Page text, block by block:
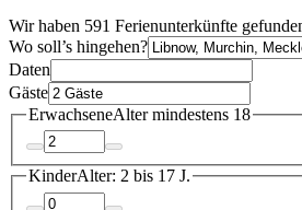
Wir haben 591 Ferienunterkünfte
Wo soll’s hingehen?
Daten
Gäste
ErwachseneAlter mindestens 18
KinderAlter: 2 bis 17 J.